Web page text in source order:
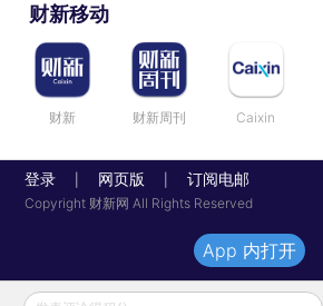
财新移动
财新 财新周刊 Caixin
登录 网页版 订阅电邮
Copyright 财新网 All Rights Reserved
App 内打开